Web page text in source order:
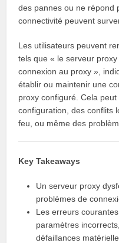
des pannes ou ne répond
connectivité peuvent
Les utilisateurs peuvent
tels que « le serveur
connexion au proxy »,
établir ou maintenir une
proxy configuré. Cela
configuration, des conflits
feu, ou même des
Key Takeaways
Un serveur proxy
problèmes de
Les erreurs
paramètres
défaillances